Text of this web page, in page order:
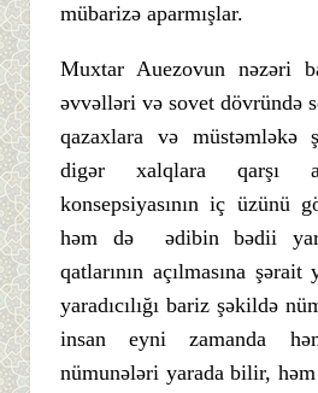
mübarizə aparmışlar.
Muxtar Auezovun nəzəri
əvvəlləri və sovet dövründə
qazaxlara və müstəmləkə
digər xalqlara qarşı
konsepsiyasının iç üzünü
həm də ədibin bədii
qatlarının açılmasına
yaradıcılığı bariz şəkildə
insan eyni zamanda
nümunələri yarada bilir,